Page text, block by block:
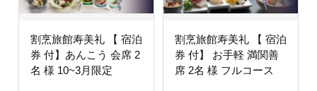
割烹旅館寿美礼 【 宿泊
券 付】あんこう 会席 2
名 様 10~3月限定
割烹旅館寿美礼 【 宿泊
券 付】 お手軽 満関善
席 2名 様 フルコース